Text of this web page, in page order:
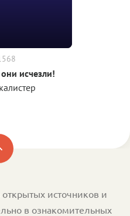
исчезли!
источников и
в ознакомительных